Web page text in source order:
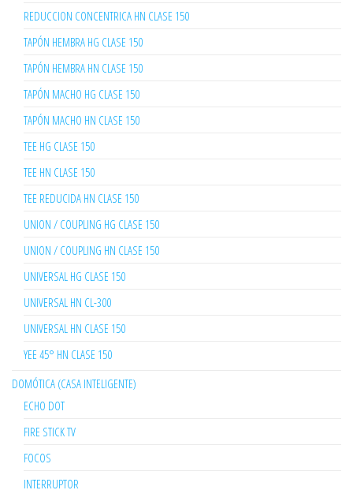
REDUCCION CONCENTRICA HN CLASE 150
TAPÓN HEMBRA HG CLASE 150
TAPÓN HEMBRA HN CLASE 150
TAPÓN MACHO HG CLASE 150
TAPÓN MACHO HN CLASE 150
TEE HG CLASE 150
TEE HN CLASE 150
TEE REDUCIDA HN CLASE 150
UNION / COUPLING HG CLASE 150
UNION / COUPLING HN CLASE 150
UNIVERSAL HG CLASE 150
UNIVERSAL HN CL-300
UNIVERSAL HN CLASE 150
YEE 45° HN CLASE 150
DOMÓTICA (CASA INTELIGENTE)
ECHO DOT
FIRE STICK TV
FOCOS
INTERRUPTOR